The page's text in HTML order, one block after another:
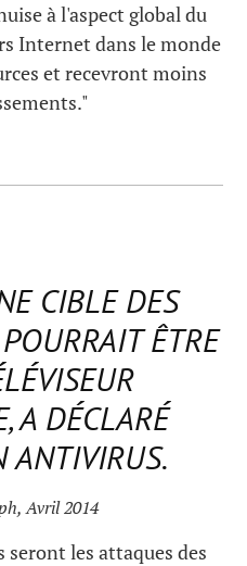
à l'aspect global du
Internet dans le monde
et recevront moins
CIBLE DES
ÊTRE
A DÉCLARÉ
ANTIVIRUS.
Avril 2014
seront les attaques des